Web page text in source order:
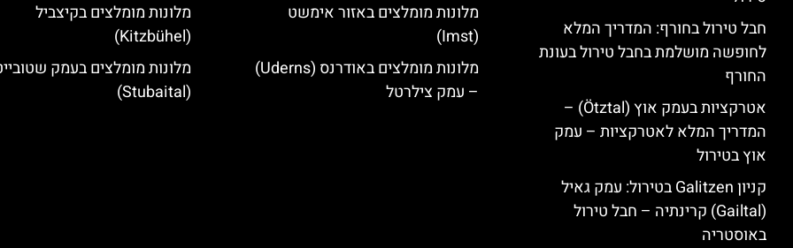
חבל טירול בחורף: המדריך המלא
לחופשה מושלמת בחבל טירול בעונת
החורף
אטרקציות בעמק אוץ (Ötztal) –
המדריך המלא לאטרקציות – עמק
אוץ בטירול
קניון Galitzen בטירול: עמק גאיל
(Gailtal) קרינתיה – חבל טירול
באוסטריה
מלונות מומלצים באזור אימשט
(Imst)
מלונות מומלצים באודרנס (Uderns)
– עמק צילרטל
מלונות מומלצים בקיצביל
(Kitzbühel)
מלונות מומלצים בעמק
(Stubaital)